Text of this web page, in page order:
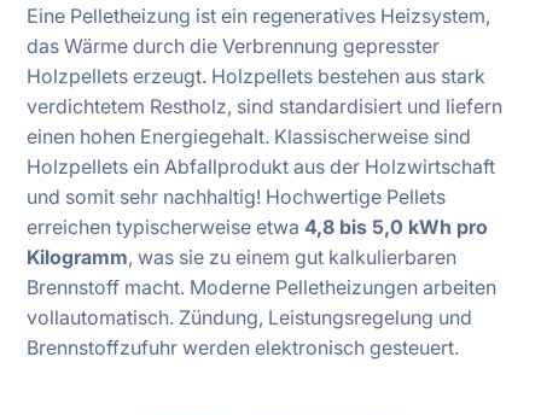
Eine Pelletheizung ist ein regeneratives Heizsystem,
das Wärme durch die Verbrennung gepresster
Holzpellets erzeugt. Holzpellets bestehen aus stark
verdichtetem Restholz, sind standardisiert und liefern
einen hohen Energiegehalt. Klassischerweise sind
Holzpellets ein Abfallprodukt aus der Holzwirtschaft
und somit sehr nachhaltig! Hochwertige Pellets
erreichen typischerweise etwa 4,8 bis 5,0 kWh pro
Kilogramm, was sie zu einem gut kalkulierbaren
Brennstoff macht. Moderne Pelletheizungen arbeiten
vollautomatisch. Zündung, Leistungsregelung und
Brennstoffzufuhr werden elektronisch gesteuert.